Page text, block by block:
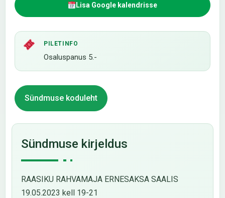
Lisa Google kalendrisse
PILETINFO
Osaluspanus 5.-
Sündmuse koduleht
Sündmuse kirjeldus
RAASIKU RAHVAMAJA ERNESAKSA SAALIS
19.05.2023 kell 19-21